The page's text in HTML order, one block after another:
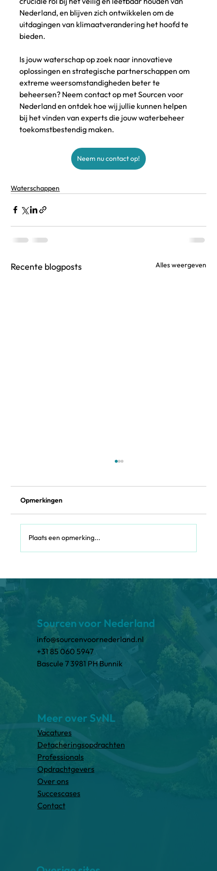
Nederland, en blijven zich ontwikkelen om de
uitdagingen van klimaatverandering het hoofd te
bieden.
Is jouw waterschap op zoek naar innovatieve
oplossingen en strategische partnerschappen om
extreme weersomstandigheden beter te
beheersen? Neem contact op met Sourcen voor
Nederland en ontdek hoe wij jullie kunnen helpen
bij het vinden van experts die jouw waterbeheer
toekomstbestendig maken.
Neem nu contact op!
Waterschappen
Recente blogposts Alles weergeven
intelligentie waterbeheer radicaal
verandert en wat dat betekent voor
Opmerkingen
Plaats een opmerking...
Sourcen voor Nederland
info@sourcenvoornederland.nl
+31 85 060 5947
Bascule 7 3981 PH Bunnik
Meer over SvNL
Vacatures
Detacheringsopdrachten
Professionals
Opdrachtgevers
Over ons
Succescases
Contact